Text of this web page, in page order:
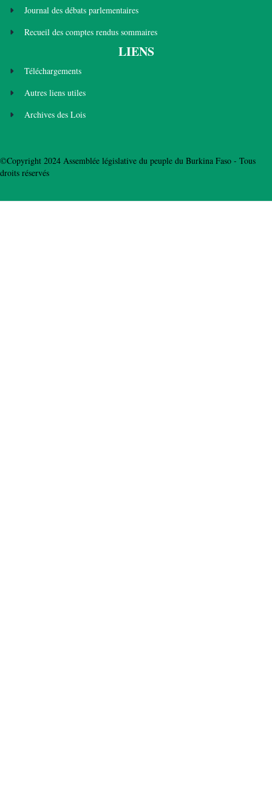
Journal des débats parlementaires
Recueil des comptes rendus sommaires
LIENS
Téléchargements
Autres liens utiles
Archives des Lois
©Copyright 2024 Assemblée législative du peuple du Burkina Faso - Tous
droits réservés